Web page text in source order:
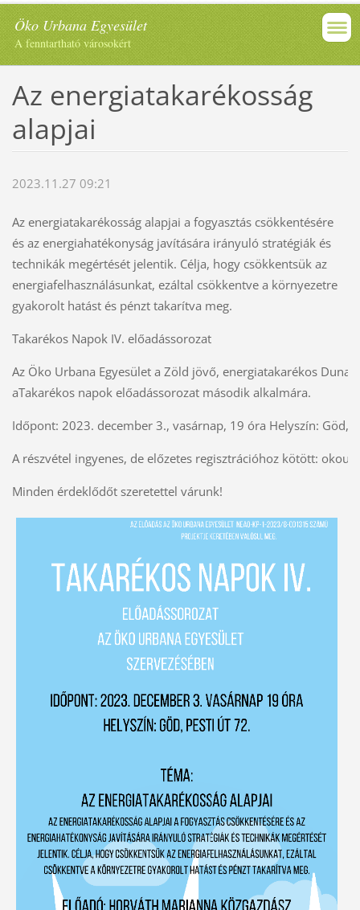
Öko Urbana Egyesület
A fenntartható városokért
Az energiatakarékosság
alapjai
2023.11.27 09:21
Az energiatakarékosság alapjai a fogyasztás csökkentésére
és az energiahatékonyság javítására irányuló stratégiák és
technikák megértését jelentik. Célja, hogy csökkentsük az
energiafelhasználásunkat, ezáltal csökkentve a környezetre
gyakorolt hatást és pénzt takarítva meg.
Takarékos Napok IV. előadássorozat
Az Öko Urbana Egyesület a Zöld jövő, energiatakarékos
aTakarékos napok előadássorozat második alkalmára.
Időpont: 2023. december 3., vasárnap, 19 óra Helyszín: Göd,
A részvétel ingyenes, de előzetes regisztrációhoz kötött:
Minden érdeklődőt szeretettel várunk!